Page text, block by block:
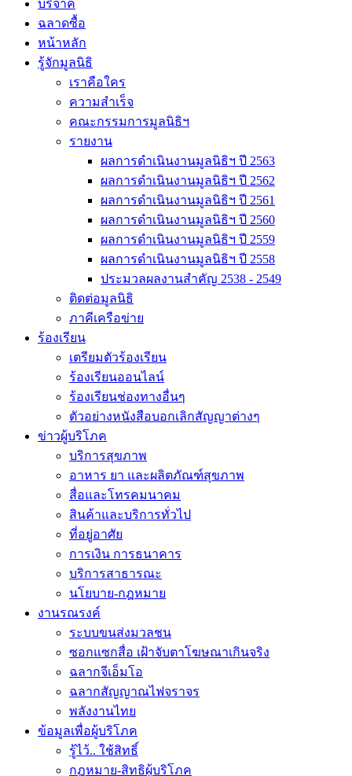
บริจาค
ฉลาดซื้อ
หน้าหลัก
รู้จักมูลนิธิ
เราคือใคร
ความสำเร็จ
คณะกรรมการมูลนิธิฯ
รายงาน
ผลการดำเนินงานมูลนิธิฯ ปี 2563
ผลการดำเนินงานมูลนิธิฯ ปี 2562
ผลการดำเนินงานมูลนิธิฯ ปี 2561
ผลการดำเนินงานมูลนิธิฯ ปี 2560
ผลการดำเนินงานมูลนิธิฯ ปี 2559
ผลการดำเนินงานมูลนิธิฯ ปี 2558
ประมวลผลงานสำคัญ 2538 - 2549
ติดต่อมูลนิธิ
ภาคีเครือข่าย
ร้องเรียน
เตรียมตัวร้องเรียน
ร้องเรียนออนไลน์
ร้องเรียนช่องทางอื่นๆ
ตัวอย่างหนังสือบอกเลิกสัญญาต่างๆ
ข่าวผู้บริโภค
บริการสุขภาพ
อาหาร ยา และผลิตภัณฑ์สุขภาพ
สื่อและโทรคมนาคม
สินค้าและบริการทั่วไป
ที่อยู่อาศัย
การเงิน การธนาคาร
บริการสาธารณะ
นโยบาย-กฎหมาย
งานรณรงค์
ระบบขนส่งมวลชน
ซอกแซกสื่อ เฝ้าจับตาโฆษณาเกินจริง
ฉลากจีเอ็มโอ
ฉลากสัญญาณไฟจราจร
พลังงานไทย
ข้อมูลเพื่อผู้บริโภค
รู้ไว้.. ใช้สิทธิ์
กฎหมาย-สิทธิผู้บริโภค